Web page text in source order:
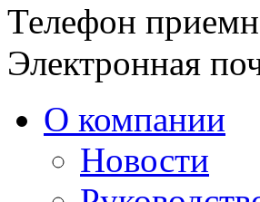
Телефон
Электронная
О компании
Новости